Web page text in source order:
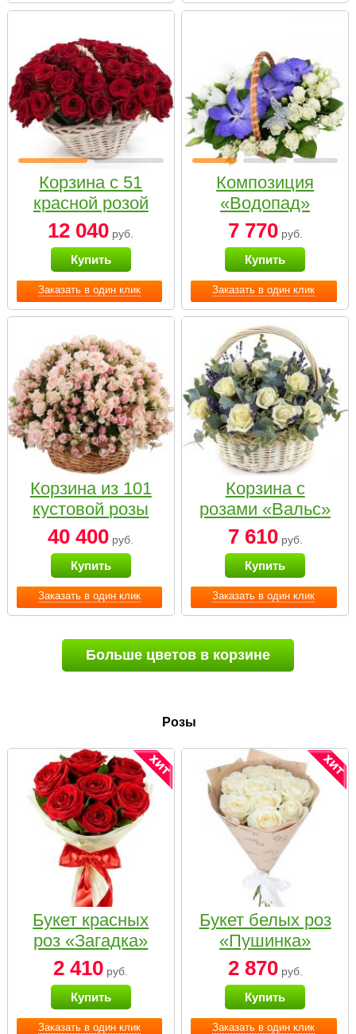
Заказать в один клик
Корзина с 51
красной розой
12 040 руб.
Купить
Заказать в один клик
Композиция
«Водопад»
7 770руб.
Купить
Заказать в один клик
Корзина из 101
кустовой розы
нежных тонов
40 400 руб.
Купить
Заказать в один клик
Корзина с
розами «Вальс»
7 610руб.
Купить
Больше цветов в корзине
Розы
Заказать в один клик
Букет красных
роз «Загадка»
2 410 руб.
Купить
Заказать в один клик
Букет белых роз
«Пушинка»
2 870руб.
Купить